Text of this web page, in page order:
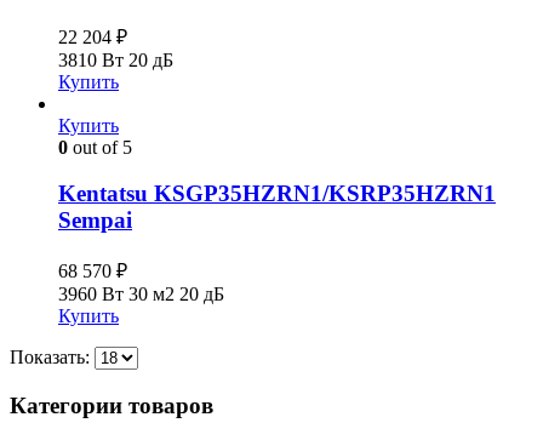
22 204 ₽
3810 Вт 20 дБ
Купить
Купить
0 out of 5
Kentatsu KSGP35HZRN1/KSRP35HZRN1
Sempai
68 570 ₽
3960 Вт 30 м2 20 дБ
Купить
Показать:
Категории товаров